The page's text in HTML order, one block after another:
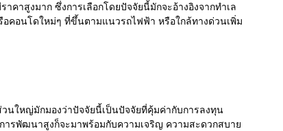
าคาสูงมาก ซึ่งการเลือกโดยปัจจัยนี้มักจะอ้างอิงจากทำเล
คอนโดใหม่ๆ ที่ขึ้นตามแนวรถไฟฟ้า หรือใกล้ทางด่วนเพิ่ม
นใหญ่มักมองว่าปัจจัยนี้เป็นปัจจัยที่คุ้มค่ากับการลงทุน
ารพัฒนาสูงก็จะมาพร้อมกับความเจริญ ความสะดวกสบาย